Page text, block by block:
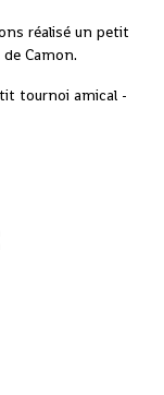
réalisé un petit
Camon.
tournoi amical -